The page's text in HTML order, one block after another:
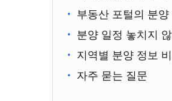
부동산 포털의 분
분양 일정 놓치지
지역별 분양 정보
자주 묻는 질문